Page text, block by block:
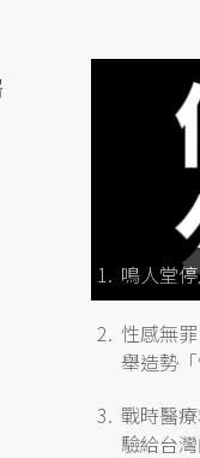
鳴人堂
性感無
舉造勢
戰時醫
驗給台